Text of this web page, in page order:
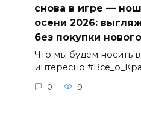
снова в игре —
осени 2026:
без покупки
Что мы будем носить
интересно
0 9